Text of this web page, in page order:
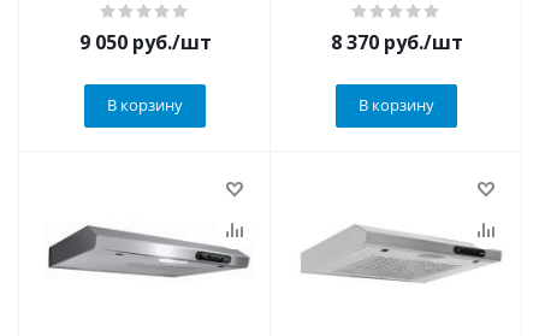
9 050руб./шт
В корзину
8 370руб./шт
В корзину